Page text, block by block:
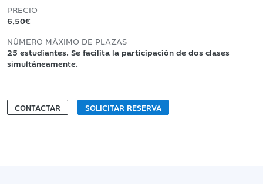
PRECIO
6,50€
NÚMERO MÁXIMO DE PLAZAS
25 estudiantes. Se facilita la participación de dos clases
simultáneamente.
CONTACTAR SOLICITAR RESERVA